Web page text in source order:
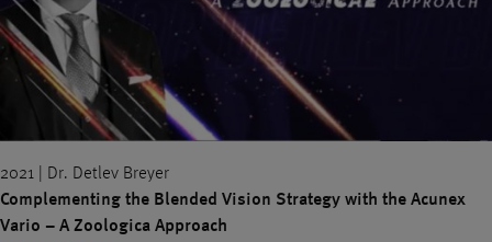
2021 | Dr. Detlev Breyer
Complementing the Blended Vision Strategy with the Acunex
Vario – A Zoologica Approach